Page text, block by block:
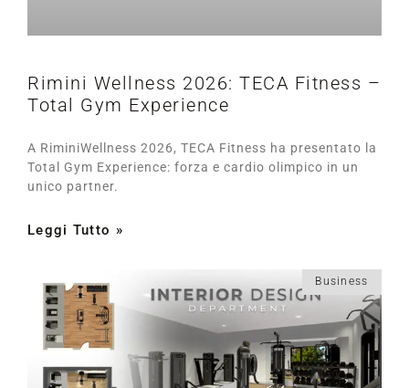
Rimini Wellness 2026: TECA Fitness –
Total Gym Experience
A RiminiWellness 2026, TECA Fitness ha presentato la
Total Gym Experience: forza e cardio olimpico in un
unico partner.
Leggi Tutto »
Business